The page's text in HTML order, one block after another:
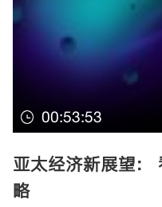
00:53:53
亚太经济新展望：
略